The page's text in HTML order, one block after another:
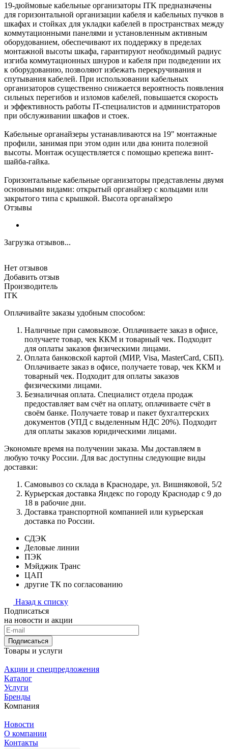
19-дюймовые кабельные организаторы ITK предназначены
для горизонтальной организации кабеля и кабельных пучков в
шкафах и стойках для укладки кабелей в пространствах между
коммутационными панелями и установленным активным
оборудованием, обеспечивают их поддержку в пределах
монтажной высоты шкафа, гарантируют необходимый радиус
изгиба коммутационных шнуров и кабеля при подведении их
к оборудованию, позволяют избежать перекручивания и
спутывания кабелей. При использовании кабельных
организаторов существенно снижается вероятность появления
сильных перегибов и изломов кабелей, повышается скорость
и эффективность работы IT-специалистов и администраторов
при обслуживании шкафов и стоек.
Кабельные органайзеры устанавливаются на 19" монтажные
профили, занимая при этом один или два юнита полезной
высоты. Монтаж осуществляется с помощью крепежа винт-
шайба-гайка.
Горизонтальные кабельные организаторы представлены двумя
основными видами: открытый органайзер с кольцами или
закрытого типа с крышкой. Высота органайзеро
Отзывы
Загрузка отзывов...
Нет отзывов
Добавить отзыв
Производитель
ITK
Оплачивайте заказы удобным способом:
Наличные при самовывозе. Оплачиваете заказ в офисе,
получаете товар, чек ККМ и товарный чек. Подходит
для оплаты заказов физическими лицами.
Оплата банковской картой (МИР, Visa, MasterCard, СБП).
Оплачиваете заказ в офисе, получаете товар, чек ККМ и
товарный чек. Подходит для оплаты заказов
физическими лицами.
Безналичная оплата. Специалист отдела продаж
предоставляет вам счёт на оплату, оплачиваете счёт в
своём банке. Получаете товар и пакет бухгалтерских
документов (УПД с выделенным НДС 20%). Подходит
для оплаты заказов юридическими лицами.
Экономьте время на получении заказа. Мы доставляем в
любую точку России. Для вас доступны следующие виды
доставки:
Самовывоз со склада в Краснодаре, ул. Вишняковой, 5/2
Курьерская доставка Яндекс по городу Краснодар с 9 до
18 в рабочие дни.
Доставка транспортной компанией или курьерская
доставка по России.
СДЭК
Деловые линии
ПЭК
Мэйджик Транс
ЦАП
другие ТК по согласованию
Назад к списку
Подписаться
на новости и акции
Подписаться
Товары и услуги
Акции и спецпредложения
Каталог
Услуги
Бренды
Компания
Новости
О компании
Контакты